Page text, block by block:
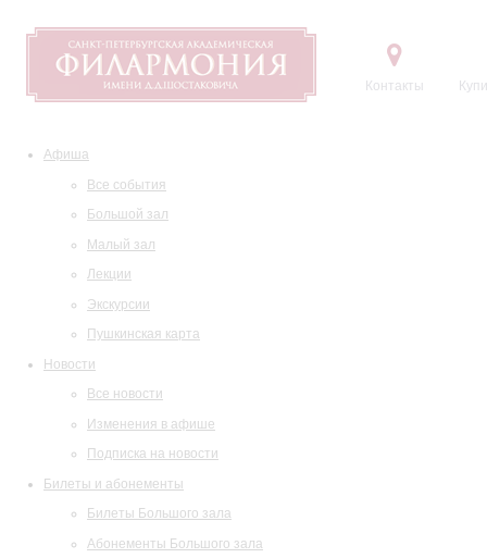
Контакты
Афиша
Все события
Большой зал
Малый зал
Лекции
Экскурсии
Пушкинская карта
Новости
Все новости
Изменения в афише
Подписка на новости
Билеты и абонементы
Билеты Большого зала
Абонементы Большого зала